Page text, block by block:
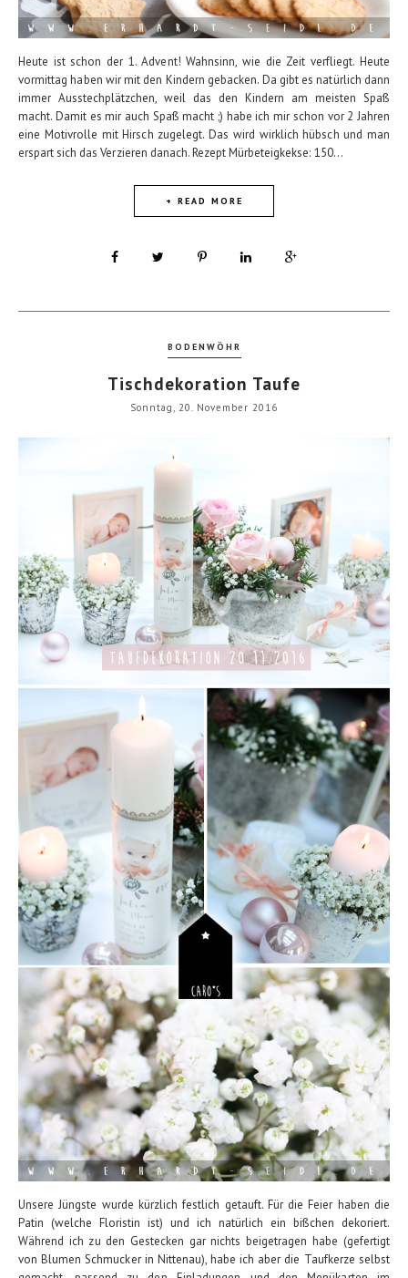
Heute ist schon der 1. Advent! Wahnsinn, wie die Zeit verfliegt. Heute
vormittag haben wir mit den Kindern gebacken. Da gibt es natürlich dann
immer Ausstechplätzchen, weil das den Kindern am meisten Spaß
macht. Damit es mir auch Spaß macht ;) habe ich mir schon vor 2 Jahren
eine Motivrolle mit Hirsch zugelegt. Das wird wirklich hübsch und man
erspart sich das Verzieren danach. Rezept Mürbeteigkekse: 150...
+ READ MORE
BODENWÖHR
Tischdekoration Taufe
Sonntag, 20. November 2016
Unsere Jüngste wurde kürzlich festlich getauft. Für die Feier haben die
Patin (welche Floristin ist) und ich natürlich ein bißchen dekoriert.
Während ich zu den Gestecken gar nichts beigetragen habe (gefertigt
von Blumen Schmucker in Nittenau), habe ich aber die Taufkerze selbst